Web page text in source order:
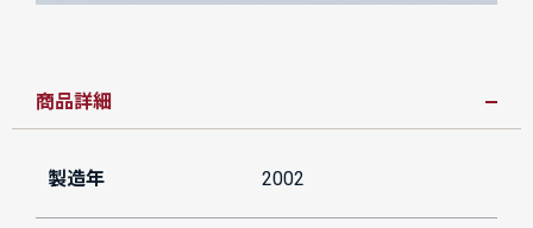
商品詳細
製造年 2002